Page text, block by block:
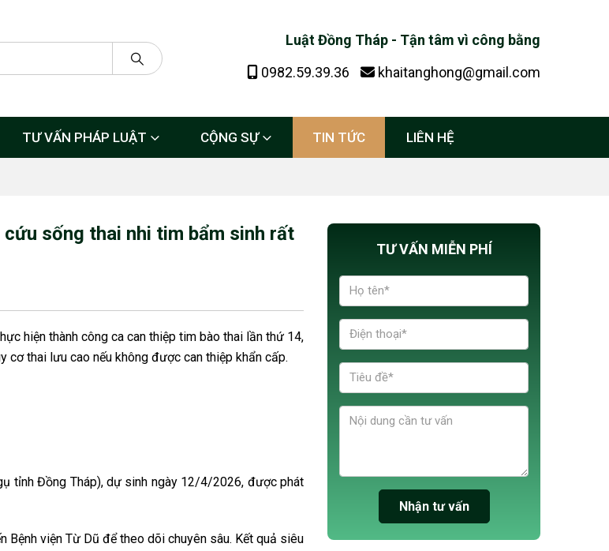
Luật Đồng Tháp - Tận tâm vì công bằng
0982.59.39.36
khaitanghong@gmail.com
TƯ VẤN PHÁP LUẬT CỘNG SỰ TIN TỨC LIÊN HỆ
sống thai nhi tim bẩm sinh rất
hiện thành công ca can thiệp tim bào thai lần thứ 14,
thai lưu cao nếu không được can thiệp khẩn cấp.
tỉnh Đồng Tháp), dự sinh ngày 12/4/2026, được phát
viện Từ Dũ để theo dõi chuyên sâu. Kết quả siêu
TƯ VẤN MIỄN PHÍ